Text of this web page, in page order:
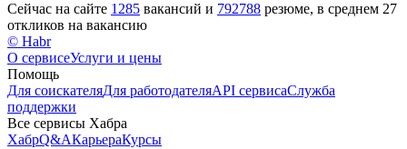
Сейчас на сайте 1285 вакансий и 792788 резюме, в среднем 27
откликов на вакансию
© Habr
О сервисеУслуги и цены
Помощь
Для соискателяДля работодателяAPI сервисаСлужба
поддержки
Все сервисы Хабра
ХабрQ&AКарьераКурсы